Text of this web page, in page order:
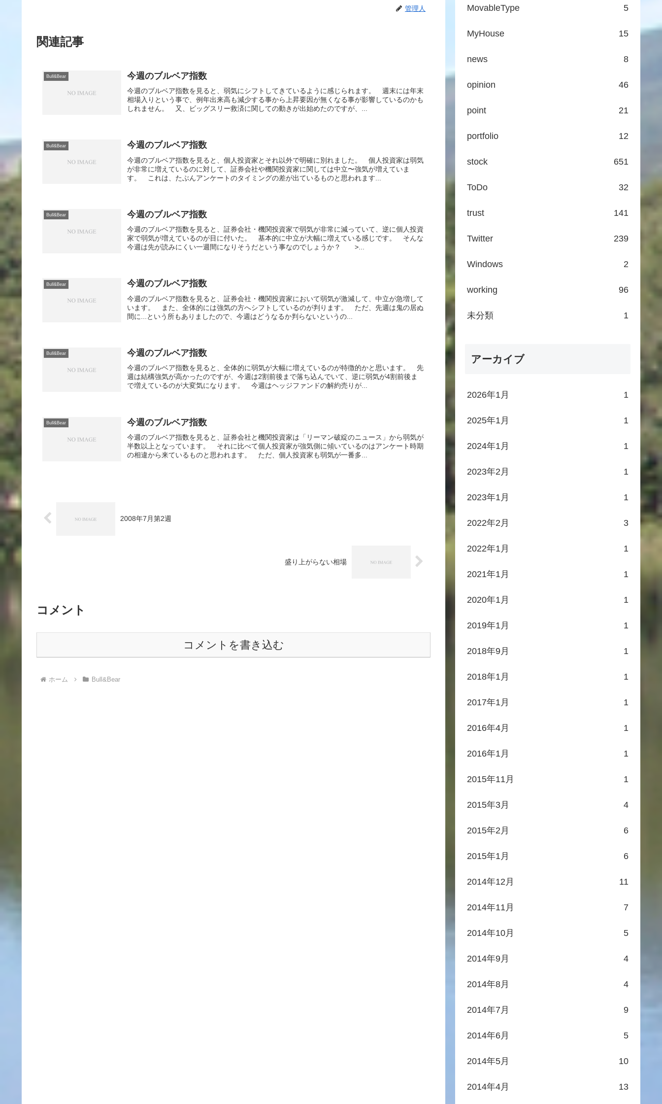
管理人
関連記事
Bull&Bear 今週のブルベア指数
今週のブルベア指数を見ると、弱気にシフトしてきているように感じられます。 週末には年末
相場入りという事で、例年出来高も減少する事から上昇要因が無くなる事が影響しているのかも
しれません。 又、ビッグスリー救済に関しての動きが出始めたのですが、...
Bull&Bear 今週のブルベア指数
今週のブルベア指数を見ると、個人投資家とそれ以外で明確に別れました。 個人投資家は弱気
が非常に増えているのに対して、証券会社や機関投資家に関しては中立〜強気が増えていま
す。 これは、たぶんアンケートのタイミングの差が出ているものと思われます...
Bull&Bear 今週のブルベア指数
今週のブルベア指数を見ると、証券会社・機関投資家で弱気が非常に減っていて、逆に個人投資
家で弱気が増えているのが目に付いた。 基本的に中立が大幅に増えている感じです。 そんな
今週は先が読みにくい一週間になりそうだという事なのでしょうか？ >...
Bull&Bear 今週のブルベア指数
今週のブルベア指数を見ると、証券会社・機関投資家において弱気が激減して、中立が急増して
います。 また、全体的には強気の方へシフトしているのが判ります。 ただ、先週は鬼の居ぬ
間に...という所もありましたので、今週はどうなるか判らないというの...
Bull&Bear 今週のブルベア指数
今週のブルベア指数を見ると、全体的に弱気が大幅に増えているのが特徴的かと思います。 先
週は結構強気が高かったのですが、今週は2割前後まで落ち込んでいて、逆に弱気が4割前後ま
で増えているのが大変気になります。 今週はヘッジファンドの解約売りが...
Bull&Bear 今週のブルベア指数
今週のブルベア指数を見ると、証券会社と機関投資家は「リーマン破綻のニュース」から弱気が
半数以上となっています。 それに比べて個人投資家が強気側に傾いているのはアンケート時期
の相違から来ているものと思われます。 ただ、個人投資家も弱気が一番多...
2008年7月第2週
盛り上がらない相場
コメント
コメントを書き込む
ホーム Bull&Bear
MovableType 5
MyHouse 15
news 8
opinion 46
point 21
portfolio 12
stock 651
ToDo 32
trust 141
Twitter 239
Windows 2
working 96
未分類 1
アーカイブ
2026年1月 1
2025年1月 1
2024年1月 1
2023年2月 1
2023年1月 1
2022年2月 3
2022年1月 1
2021年1月 1
2020年1月 1
2019年1月 1
2018年9月 1
2018年1月 1
2017年1月 1
2016年4月 1
2016年1月 1
2015年11月 1
2015年3月 4
2015年2月 6
2015年1月 6
2014年12月 11
2014年11月 7
2014年10月 5
2014年9月 4
2014年8月 4
2014年7月 9
2014年6月 5
2014年5月 10
2014年4月 13